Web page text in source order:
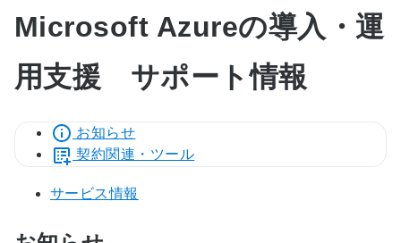
Microsoft Azureの導入・運
用支援 サポート情報
お知らせ
契約関連・ツール
サービス情報